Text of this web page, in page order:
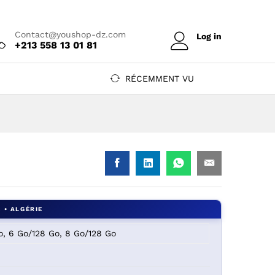
Contact@youshop-dz.com
+213 558 13 01 81
Log in
RÉCEMMENT VU
6 Go/128 Go, 8 Go/128 Go